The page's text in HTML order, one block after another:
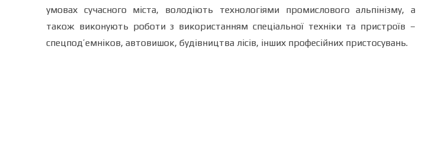
умовах сучасного міста, володіють технологіями промислового альпінізму, а
також виконують роботи з використанням спеціальної техніки та пристроїв –
спецпод’емніков, автовишок, будівництва лісів, інших професійних пристосувань.